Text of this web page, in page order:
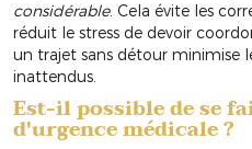
considérable. Cela évite les
réduit le stress de devoir
un trajet sans détour minimise
inattendus.
Est-il possible de se
d'urgence médicale ?